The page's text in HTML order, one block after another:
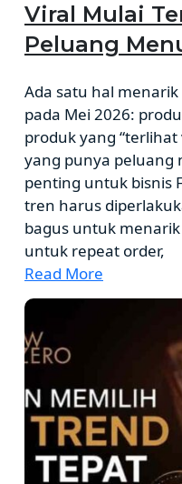
Viral Mulai
Peluang
Ada satu hal
pada Mei 2026:
produk yang
yang punya peluang
penting untuk bisnis
tren harus
bagus untuk
untuk repeat order,
Read More